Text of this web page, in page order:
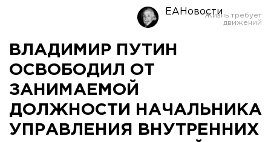
ЕАНовости
ВЛАДИМИР ПУТИН
ОСВОБОДИЛ ОТ
ЗАНИМАЕМОЙ
ДОЛЖНОСТИ НАЧАЛЬНИКА
УПРАВЛЕНИЯ ВНУТРЕННИХ